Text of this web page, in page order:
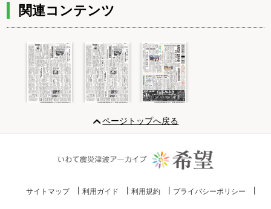
関連コンテンツ
3
ページトップへ戻る
サイトマップ 利用ガイド 利用規約 プライバシーポリシー